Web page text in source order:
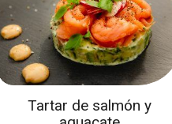
Tartar de salmón y